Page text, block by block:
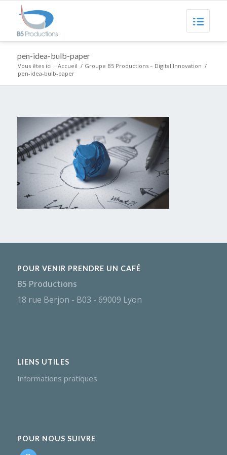
pen-idea-bulb-paper
Vous êtes ici : Accueil / Groupe B5 Productions – Digital Innovation /
pen-idea-bulb-paper
POUR VENIR PRENDRE UN CAFÉ
B5 Productions
18 rue Berjon - B03 - 69009 Lyon
LIENS UTILES
Informations pratiques
POUR NOUS SUIVRE